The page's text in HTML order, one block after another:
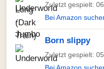
Zuletzt gespielt:
Bei Amazon
Born slippy
Zuletzt gespielt: